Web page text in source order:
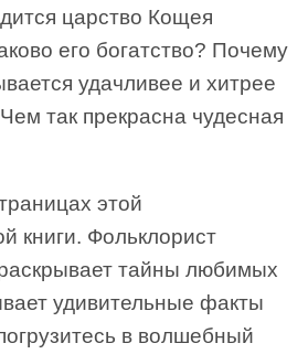
царство Кощея
его богатство? Почему
удачливее и хитрее
так прекрасна чудесная
этой
книги. Фольклорист
тайны любимых
удивительные факты
в волшебный